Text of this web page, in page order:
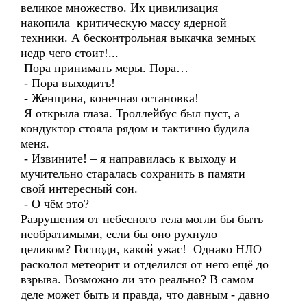
великое множество. Их цивилизация
накопила критическую массу ядерной
техники. А бесконтрольная выкачка земных
недр чего стоит!...
Пора принимать меры. Пора…
- Пора выходить!
- Женщина, конечная остановка!
Я открыла глаза. Троллейбус был пуст, а
кондуктор стояла рядом и тактично будила
меня.
- Извините! – я направилась к выходу и
мучительно старалась сохранить в памяти
свой интересный сон.
- О чём это?
Разрушения от небесного тела могли бы быть
необратимыми, если бы оно рухнуло
целиком? Господи, какой ужас! Однако НЛО
расколол метеорит и отделился от него ещё до
взрыва. Возможно ли это реально? В самом
деле может быть и правда, что давным - давно